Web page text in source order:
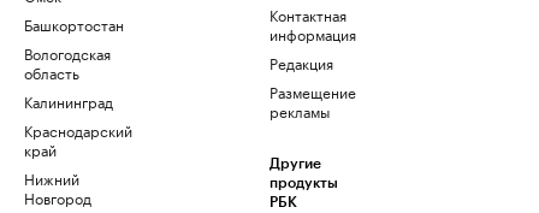
Башкортостан
Вологодская
область
Калининград
Краснодарский
край
Нижний
Новгород
Контактная
информация
Редакция
Размещение
рекламы
Другие
продукты
РБК